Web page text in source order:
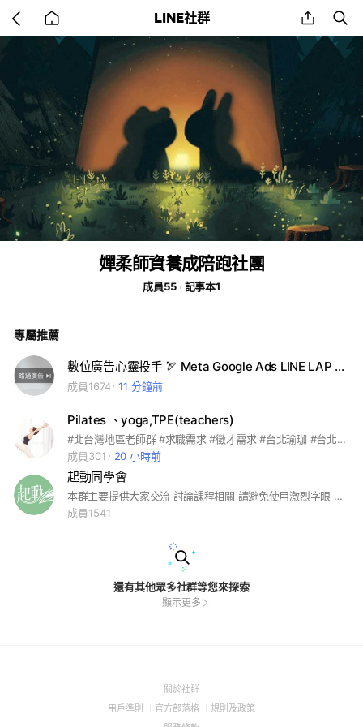
back
to
LINE社群 share
嬋柔師資養成陪跑社團
成員55 記事本1
專屬推薦
數位廣告心靈投手 🏹 Meta Google Ads LINE LAP 蝦皮 momo Dcard
成員1674 11 分鐘前
Pilates 、yoga,TPE(teachers)
#北台灣地區老師群 #求職需求 #徵才需求 #台北瑜珈 #台北皮拉提斯
成員301
20 小時前
起動同學會
本群主要提供大家交流 討論課程相關 請避免使用激烈字眼 惡言、髒話 嚴禁討論政治、宗教、種族...等議題 請勿(私下)騷擾其他聊天成員 有相關資訊交流心得、可自由PO、其餘要貼記事本請向管理員告知 #物理治療 #運動治療 #動作控制 #動力鏈 #hahow
成員1541
還有其他眾多社群等您來探索
顯示更多
關於社群(Open
用戶準則
(Open
官方部落格
(Open
規則及政策(Open